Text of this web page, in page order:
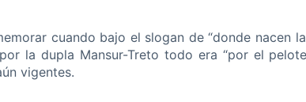
cuando bajo el slogan de “donde nacen
la dupla Mansur-Treto todo era “por el
vigentes.